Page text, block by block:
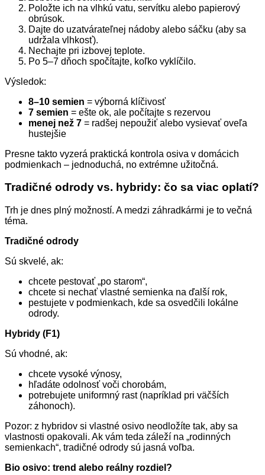
Položte ich na vlhkú vatu, servítku alebo papierový
obrúsok.
Dajte do uzatvárateľnej nádoby alebo sáčku (aby sa
udržala vlhkosť).
Nechajte pri izbovej teplote.
Po 5–7 dňoch spočítajte, koľko vyklíčilo.
Výsledok:
8–10 semien = výborná klíčivosť
7 semien = ešte ok, ale počítajte s rezervou
menej než 7 = radšej nepoužiť alebo vysievať oveľa
hustejšie
Presne takto vyzerá praktická kontrola osiva v domácich
podmienkach – jednoduchá, no extrémne užitočná.
Tradičné odrody vs. hybridy: čo sa viac oplatí?
Trh je dnes plný možností. A medzi záhradkármi je to večná
téma.
Tradičné odrody
Sú skvelé, ak:
chcete pestovať „po starom“,
chcete si nechať vlastné semienka na ďalší rok,
pestujete v podmienkach, kde sa osvedčili lokálne
odrody.
Hybridy (F1)
Sú vhodné, ak:
chcete vysoké výnosy,
hľadáte odolnosť voči chorobám,
potrebujete uniformný rast (napríklad pri väčších
záhonoch).
Pozor: z hybridov si vlastné osivo neodložíte tak, aby sa
vlastnosti opakovali. Ak vám teda záleží na „rodinných
semienkach“, tradičné odrody sú jasná voľba.
Bio osivo: trend alebo reálny rozdiel?